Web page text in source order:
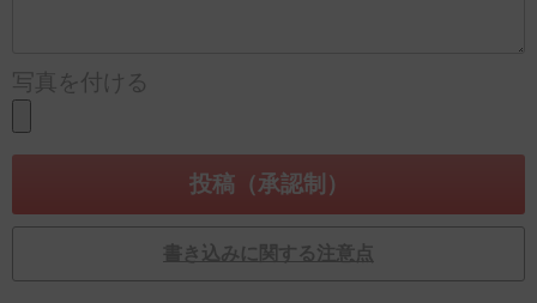
写真を付ける
書き込みに関する注意点